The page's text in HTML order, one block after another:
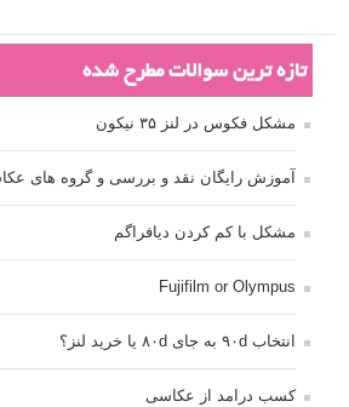
تازه ترین سوالات مطرح شده
مشکل فکوس در لنز ۳۵ نیکون
آموزش رایگان نقد و بررسی و گروه های
مشکل با کم کردن دیافراگم
Fujifilm or Olympus
انتخاب ۹۰d به جای ۸۰d یا خرید لنز؟
کسب درامد از عکاسی